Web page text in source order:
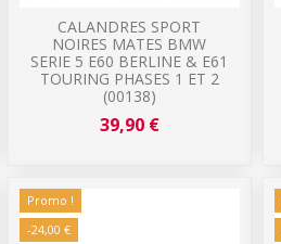
CALANDRES SPORT
NOIRES MATES BMW
SERIE 5 E60 BERLINE & E61
TOURING PHASES 1 ET 2
(00138)
39,90 €
Promo !
-24,00 €